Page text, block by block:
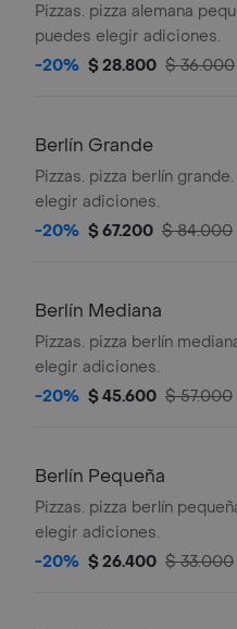
Pizzas. pizza alemana
puedes elegir adiciones.
-20% $ 28.800 $ 36.000
Berlín Grande
Pizzas. pizza berlín
elegir adiciones.
-20% $ 67.200 $ 84.000
Berlín Mediana
Pizzas. pizza berlín
elegir adiciones.
-20% $ 45.600 $ 57.000
Berlín Pequeña
Pizzas. pizza berlín
elegir adiciones.
-20% $ 26.400 $ 33.000